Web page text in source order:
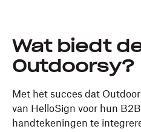
Wat biedt
Outdoorsy?
Met het succes dat
van HelloSign voor hun
handtekeningen te